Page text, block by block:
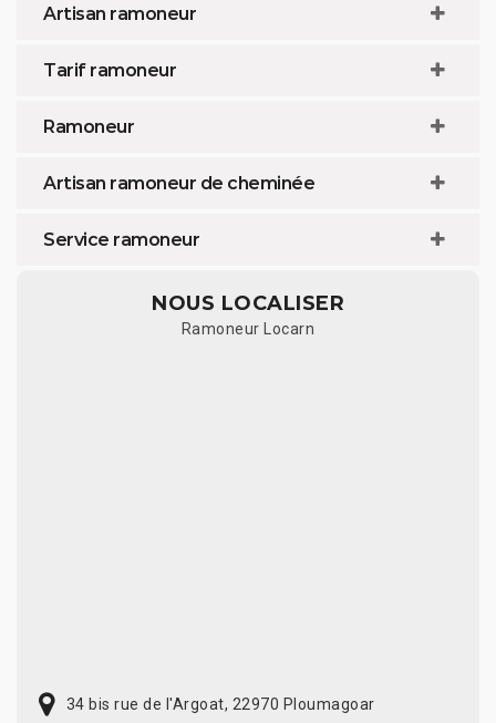
Artisan ramoneur
Tarif ramoneur
Ramoneur
Artisan ramoneur de cheminée
Service ramoneur
NOUS LOCALISER
Ramoneur Locarn
34 bis rue de l'Argoat, 22970 Ploumagoar